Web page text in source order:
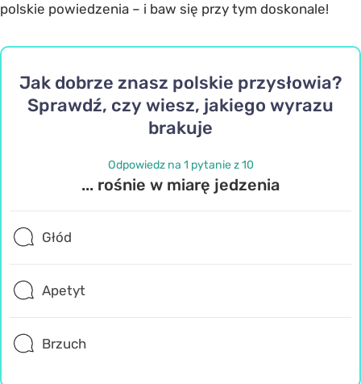
polskie powiedzenia – i baw się przy tym doskonale!
Jak dobrze znasz polskie przysłowia?
Sprawdź, czy wiesz, jakiego wyrazu
brakuje
Odpowiedz na 1 pytanie z 10
... rośnie w miarę jedzenia
Głód
Apetyt
Brzuch